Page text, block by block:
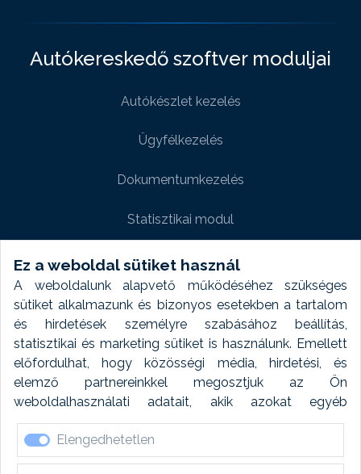
Ez a weboldal sütiket használ
A weboldalunk alapvető működéséhez szükséges
sütiket alkalmazunk és bizonyos esetekben a tartalom
és hirdetések személyre szabásához beállítás,
statisztikai és marketing sütiket is használunk. Emellett
előfordulhat, hogy közösségi média, hirdetési, és
elemző partnereinkkel megosztjuk az Ön
weboldalhasználati adatait, akik azokat egyéb
forrásokból gyűjtött adatokkal kombinálhatják. A sütik
elfogadásával kapcsolatosan naplózást végzünk és
ezen adatokat 6 hónap után automatikusan töröljük. A
Elengedhetetlen
Autókereskedő szoftver moduljai
Autókészlet kezelés
Ügyfélkezelés
Dokumentumkezelés
Statisztikai modul
Weboldal modul
Fényképtár extra modul
Autómosó modul
Feladatütemezés